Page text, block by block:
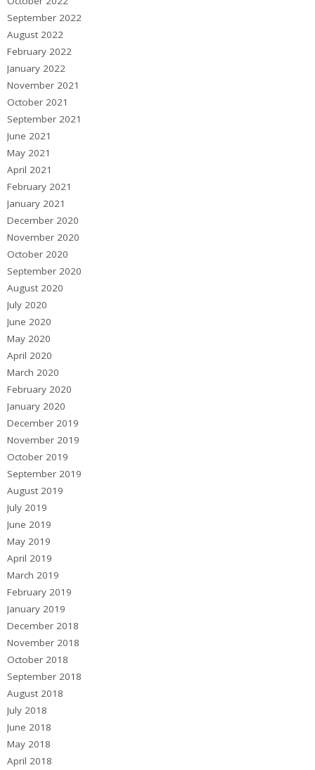
September 2022
August 2022
February 2022
January 2022
November 2021
October 2021
September 2021
June 2021
May 2021
April 2021
February 2021
January 2021
December 2020
November 2020
October 2020
September 2020
August 2020
July 2020
June 2020
May 2020
April 2020
March 2020
February 2020
January 2020
December 2019
November 2019
October 2019
September 2019
August 2019
July 2019
June 2019
May 2019
April 2019
March 2019
February 2019
January 2019
December 2018
November 2018
October 2018
September 2018
August 2018
July 2018
June 2018
May 2018
April 2018